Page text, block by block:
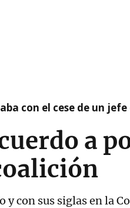
con el cese de un jefe
a
con sus siglas en la